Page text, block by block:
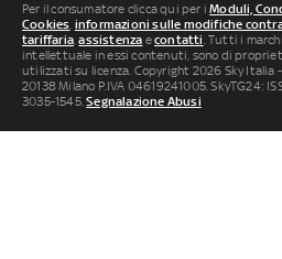
Per il consumatore clicca qui per iModuli,
Cookies, informazioni sulle modifiche
tariffaria,assistenza econtatti. Tutti i
intellettuale in essi contenuti, sono di
utilizzati su licenza. Copyright 2026 Sky Italia
20138 Milano P.IVA 04619241005. SkyTG24:
3035-1545.Segnalazione Abusi